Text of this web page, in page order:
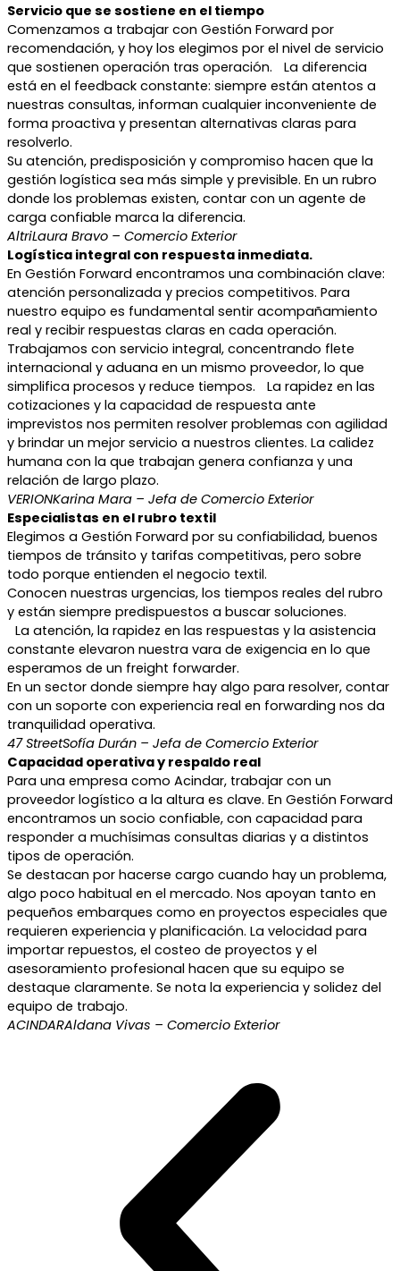
Servicio que se sostiene en el tiempo
Comenzamos a trabajar con Gestión Forward por
recomendación, y hoy los elegimos por el nivel de servicio
que sostienen operación tras operación. La diferencia
está en el feedback constante: siempre están atentos a
nuestras consultas, informan cualquier inconveniente de
forma proactiva y presentan alternativas claras para
resolverlo.
Su atención, predisposición y compromiso hacen que la
gestión logística sea más simple y previsible. En un rubro
donde los problemas existen, contar con un agente de
carga confiable marca la diferencia.
AltriLaura Bravo – Comercio Exterior
Logística integral con respuesta inmediata.
En Gestión Forward encontramos una combinación clave:
atención personalizada y precios competitivos. Para
nuestro equipo es fundamental sentir acompañamiento
real y recibir respuestas claras en cada operación.
Trabajamos con servicio integral, concentrando flete
internacional y aduana en un mismo proveedor, lo que
simplifica procesos y reduce tiempos. La rapidez en las
cotizaciones y la capacidad de respuesta ante
imprevistos nos permiten resolver problemas con agilidad
y brindar un mejor servicio a nuestros clientes. La calidez
humana con la que trabajan genera confianza y una
relación de largo plazo.
VERIONKarina Mara – Jefa de Comercio Exterior
Especialistas en el rubro textil
Elegimos a Gestión Forward por su confiabilidad, buenos
tiempos de tránsito y tarifas competitivas, pero sobre
todo porque entienden el negocio textil.
Conocen nuestras urgencias, los tiempos reales del rubro
y están siempre predispuestos a buscar soluciones.
La atención, la rapidez en las respuestas y la asistencia
constante elevaron nuestra vara de exigencia en lo que
esperamos de un freight forwarder.
En un sector donde siempre hay algo para resolver, contar
con un soporte con experiencia real en forwarding nos da
tranquilidad operativa.
47 StreetSofía Durán – Jefa de Comercio Exterior
Capacidad operativa y respaldo real
Para una empresa como Acindar, trabajar con un
proveedor logístico a la altura es clave. En Gestión Forward
encontramos un socio confiable, con capacidad para
responder a muchísimas consultas diarias y a distintos
tipos de operación.
Se destacan por hacerse cargo cuando hay un problema,
algo poco habitual en el mercado. Nos apoyan tanto en
pequeños embarques como en proyectos especiales que
requieren experiencia y planificación. La velocidad para
importar repuestos, el costeo de proyectos y el
asesoramiento profesional hacen que su equipo se
destaque claramente. Se nota la experiencia y solidez del
equipo de trabajo.
ACINDARAldana Vivas – Comercio Exterior